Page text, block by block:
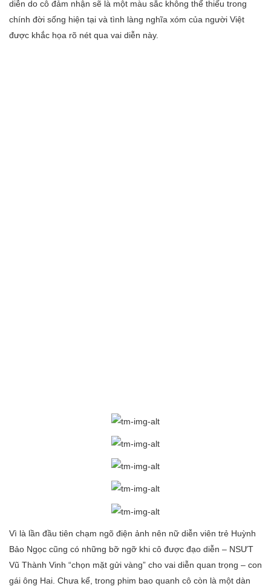
diễn do cô đảm nhận sẽ là một màu sắc không thể thiếu trong
chính đời sống hiện tại và tình làng nghĩa xóm của người Việt
được khắc họa rõ nét qua vai diễn này.
Vì là lần đầu tiên chạm ngõ điện ảnh nên nữ diễn viên trẻ Huỳnh
Bảo Ngọc cũng có những bỡ ngỡ khi cô được đạo diễn – NSƯT
Vũ Thành Vinh “chọn mặt gửi vàng” cho vai diễn quan trọng – con
gái ông Hai. Chưa kể, trong phim bao quanh cô còn là một dàn